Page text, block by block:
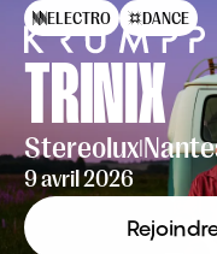
ELECTRO DANCE
TRINIX
Stereolux
9 avril 2026